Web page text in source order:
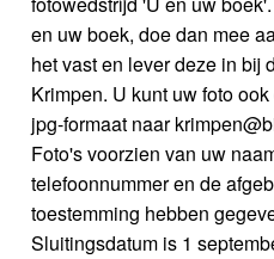
en uw boek, doe dan mee
het vast en lever deze in bij
Krimpen. U kunt uw foto
jpg-formaat naar
Foto's voorzien van uw
telefoonnummer en de
toestemming hebben
Sluitingsdatum is 1